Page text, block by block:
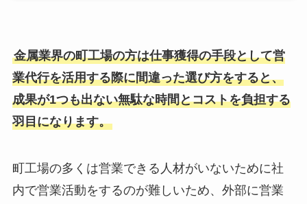
金属業界の町工場の方は仕事獲得の手段として営
業代行を活用する際に間違った選び方をすると、
成果が1つも出ない無駄な時間とコストを負担する
羽目になります。
町工場の多くは営業できる人材がいないために社
内で営業活動をするのが難しいため、外部に営業